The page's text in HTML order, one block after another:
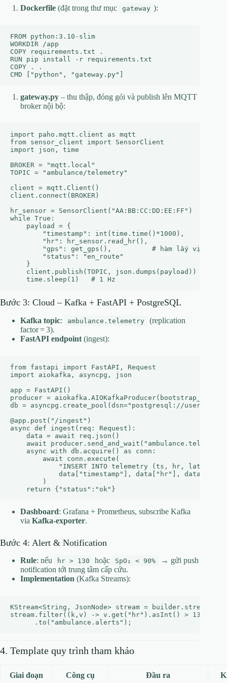
Dockerfile (đặt trong thư mục gateway ):
FROM python:3.10-slim
WORKDIR /app
COPY requirements.txt .
RUN pip install -r requirements.txt
COPY . .
gateway.py – thu thập, đóng gói và publish lên MQTT
broker nội bộ:
import paho.mqtt.client as mqtt
from sensor_client import SensorClient
import json, time
BROKER = "mqtt.local"
TOPIC = "ambulance/telemetry"
client = mqtt.Client()
client.connect(BROKER)
hr_sensor = SensorClient("AA:BB:CC:DD:EE:FF")
while True:
    payload = {
        "timestamp": int(time.time()*1000),
        "hr": hr_sensor.read_hr(),
"gps": get_gps(),          # hàm lấy vị trí
        "status": "en_route"
    }
    client.publish(TOPIC, json.dumps(payload))
Bước 3: Cloud – Kafka + FastAPI + PostgreSQL
Kafka topic: ambulance.telemetry
(replication
factor = 3).
FastAPI endpoint (ingest):
from fastapi import FastAPI, Request
import aiokafka, asyncpg, json
app = FastAPI()
producer =
db = asyncpg.create_pool(dsn="postgresql://
@app.post("/ingest")
async def ingest(req: Request):
    data = await req.json()
await
    async with db.acquire() as conn:
        await conn.execute(
"INSERT INTO telemetry (ts, hr, lat,
data["timestamp"], data["hr"],
        )
Dashboard: Grafana + Prometheus, subscribe Kafka
via Kafka‑exporter.
Bước 4: Alert & Notification
Rule: nếu hr > 130 hoặc SpO₂ < 90%
→ gửi push
notification tới trung tâm cấp cứu.
Implementation (Kafka Streams):
KStream<String, JsonNode> stream =
stream.filter((k,v) -> v.get("hr").asInt() > 130 ||
4. Template quy trình tham khảo
Giai đoạn Công cụ Đầu ra